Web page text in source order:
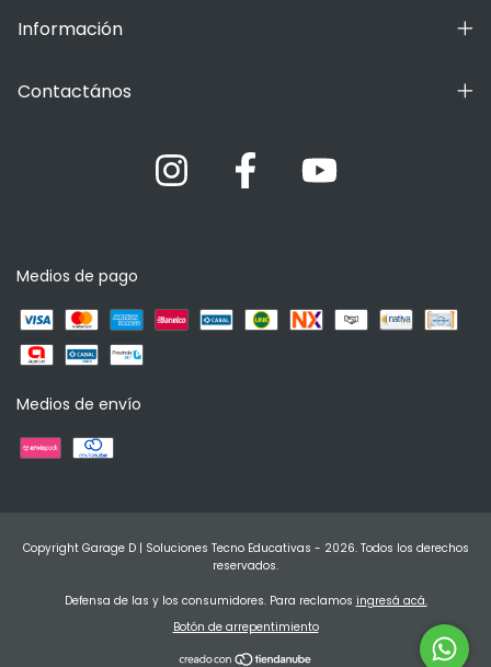
Información
Contactános
Medios de pago
Medios de envío
Copyright Garage D | Soluciones Tecno Educativas - 2026. Todos los derechos
reservados.
Defensa de las y los consumidores. Para reclamos ingresá acá.
Botón de arrepentimiento